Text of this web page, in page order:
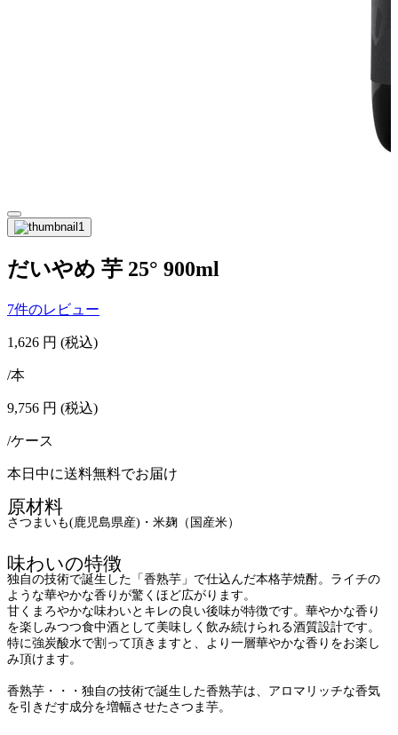
だいやめ 芋 25° 900ml
7件のレビュー
1,626 円 (税込)
/本
9,756 円 (税込)
/ケース
本日中に送料無料でお届け
原材料
さつまいも(鹿児島県産)・米麹（国産米）
味わいの特徴
独自の技術で誕生した「香熟芋」で仕込んだ本格芋焼酎。ライチの
ような華やかな香りが驚くほど広がります。
甘くまろやかな味わいとキレの良い後味が特徴です。華やかな香り
を楽しみつつ食中酒として美味しく飲み続けられる酒質設計です。
特に強炭酸水で割って頂きますと、より一層華やかな香りをお楽し
み頂けます。
香熟芋・・・独自の技術で誕生した香熟芋は、アロマリッチな香気
を引きだす成分を増幅させたさつま芋。